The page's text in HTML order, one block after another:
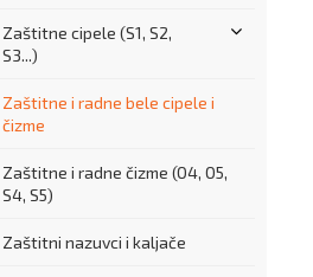
Zaštitne cipele (S1, S2,
S3...)
Zaštitne i radne bele cipele i
čizme
Zaštitne i radne čizme (O4, O5,
S4, S5)
Zaštitni nazuvci i kaljače